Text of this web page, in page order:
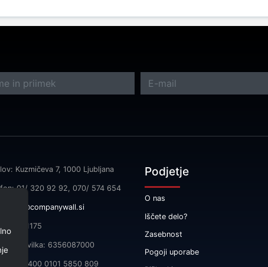
Kuzmičeva 7, 1000 Ljubljana
01/ 320 92 92, 070/ 574 654
info@companywall.si
SI55591175
številka: 6356087000
SI56 3400 0101 5850 809
Podjetje
O nas
Iščete delo?
Zasebnost
Pogoji uporabe